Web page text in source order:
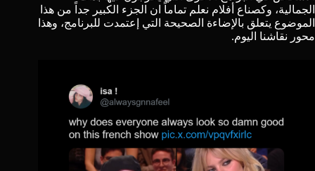
الجمالية، وكصناع أفلام نعلم تماماً ان الجزء الكبير جداً من هذا
الموضوع يتعلق بالإضاءة الصحيحة التي إعتمدت للبرنامج، وهذا
محور نقاشنا اليوم.